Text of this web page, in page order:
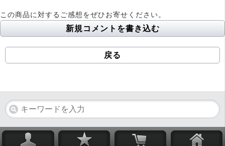
この商品に対するご感想をぜひお寄せください。
新規コメントを書き込む
戻る